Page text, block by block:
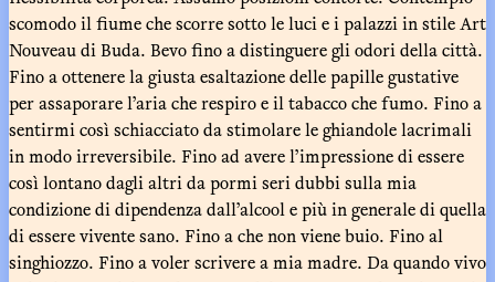
scomodo il fiume che scorre sotto le luci e i palazzi in stile Art
Nouveau di Buda. Bevo fino a distinguere gli odori della città.
Fino a ottenere la giusta esaltazione delle papille gustative
per assaporare l’aria che respiro e il tabacco che fumo. Fino a
sentirmi così schiacciato da stimolare le ghiandole lacrimali
in modo irreversibile. Fino ad avere l’impressione di essere
così lontano dagli altri da pormi seri dubbi sulla mia
condizione di dipendenza dall’alcool e più in generale di quella
di essere vivente sano. Fino a che non viene buio. Fino al
singhiozzo. Fino a voler scrivere a mia madre. Da quando vivo